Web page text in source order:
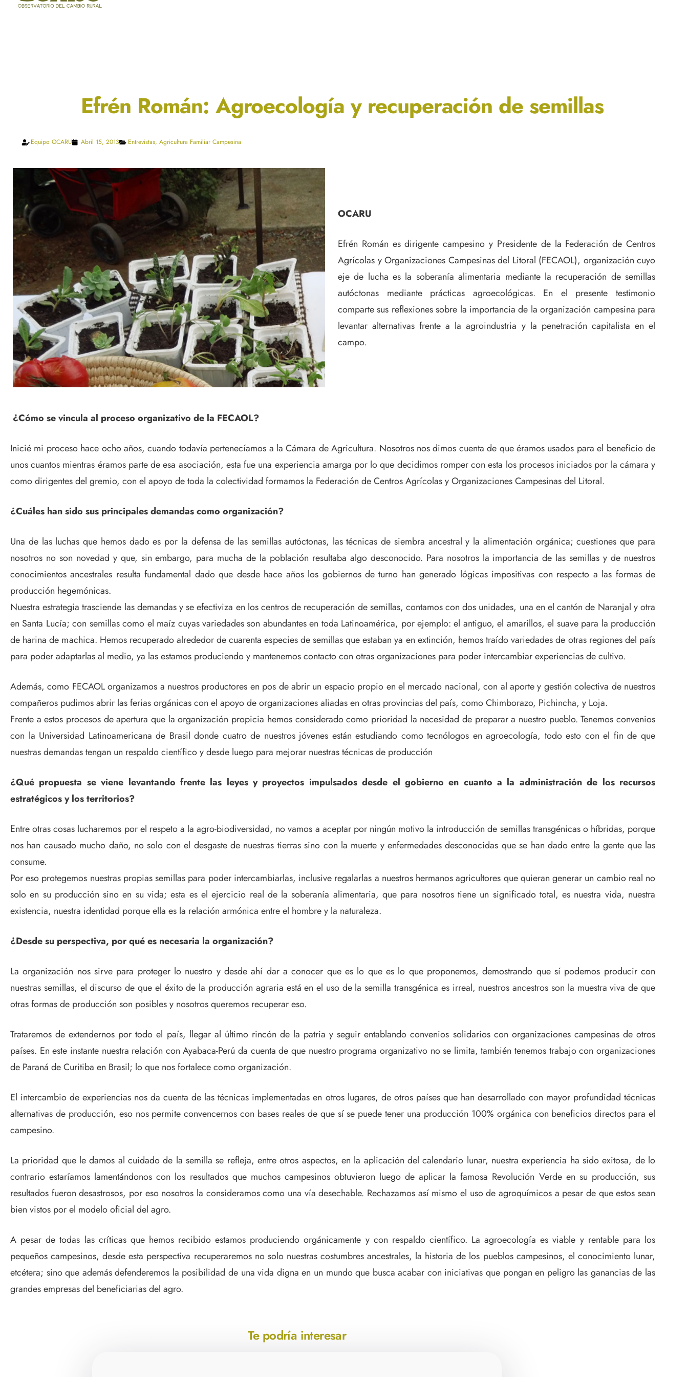
Efrén Román: Agroecología y recuperación de semillas
Equipo OCARU Abril 15, 2013 Entrevistas, Agricultura Familiar Campesina
OCARU
Efrén Román es dirigente campesino y Presidente de la Federación de Centros
Agrícolas y Organizaciones Campesinas del Litoral (FECAOL), organización cuyo
eje de lucha es la soberanía alimentaria mediante la recuperación de semillas
autóctonas mediante prácticas agroecológicas. En el presente testimonio
comparte sus reflexiones sobre la importancia de la organización campesina para
levantar alternativas frente a la agroindustria y la penetración capitalista en el
campo.
¿Cómo se vincula al proceso organizativo de la FECAOL?
Inicié mi proceso hace ocho años, cuando todavía pertenecíamos a la Cámara de Agricultura. Nosotros nos dimos cuenta de que éramos usados para el beneficio de
unos cuantos mientras éramos parte de esa asociación, esta fue una experiencia amarga por lo que decidimos romper con esta los procesos iniciados por la cámara y
como dirigentes del gremio, con el apoyo de toda la colectividad formamos la Federación de Centros Agrícolas y Organizaciones Campesinas del Litoral.
¿Cuáles han sido sus principales demandas como organización?
Una de las luchas que hemos dado es por la defensa de las semillas autóctonas, las técnicas de siembra ancestral y la alimentación orgánica; cuestiones que para
nosotros no son novedad y que, sin embargo, para mucha de la población resultaba algo desconocido. Para nosotros la importancia de las semillas y de nuestros
conocimientos ancestrales resulta fundamental dado que desde hace años los gobiernos de turno han generado lógicas impositivas con respecto a las formas de
producción hegemónicas.
Nuestra estrategia trasciende las demandas y se efectiviza en los centros de recuperación de semillas, contamos con dos unidades, una en el cantón de Naranjal y otra
en Santa Lucía; con semillas como el maíz cuyas variedades son abundantes en toda Latinoamérica, por ejemplo: el antiguo, el amarillos, el suave para la producción
de harina de machica. Hemos recuperado alrededor de cuarenta especies de semillas que estaban ya en extinción, hemos traído variedades de otras regiones del país
para poder adaptarlas al medio, ya las estamos produciendo y mantenemos contacto con otras organizaciones para poder intercambiar experiencias de cultivo.
Además, como FECAOL organizamos a nuestros productores en pos de abrir un espacio propio en el mercado nacional, con al aporte y gestión colectiva de nuestros
compañeros pudimos abrir las ferias orgánicas con el apoyo de organizaciones aliadas en otras provincias del país, como Chimborazo, Pichincha, y Loja.
Frente a estos procesos de apertura que la organización propicia hemos considerado como prioridad la necesidad de preparar a nuestro pueblo. Tenemos convenios
con la Universidad Latinoamericana de Brasil donde cuatro de nuestros jóvenes están estudiando como tecnólogos en agroecología, todo esto con el fin de que
nuestras demandas tengan un respaldo científico y desde luego para mejorar nuestras técnicas de producción
¿Qué propuesta se viene levantando frente las leyes y proyectos impulsados desde el gobierno en cuanto a la administración de los recursos
estratégicos y los territorios?
Entre otras cosas lucharemos por el respeto a la agro-biodiversidad, no vamos a aceptar por ningún motivo la introducción de semillas transgénicas o híbridas, porque
nos han causado mucho daño, no solo con el desgaste de nuestras tierras sino con la muerte y enfermedades desconocidas que se han dado entre la gente que las
consume.
Por eso protegemos nuestras propias semillas para poder intercambiarlas, inclusive regalarlas a nuestros hermanos agricultores que quieran generar un cambio real no
solo en su producción sino en su vida; esta es el ejercicio real de la soberanía alimentaria, que para nosotros tiene un significado total, es nuestra vida, nuestra
existencia, nuestra identidad porque ella es la relación armónica entre el hombre y la naturaleza.
¿Desde su perspectiva, por qué es necesaria la organización?
La organización nos sirve para proteger lo nuestro y desde ahí dar a conocer que es lo que es lo que proponemos, demostrando que sí podemos producir con
nuestras semillas, el discurso de que el éxito de la producción agraria está en el uso de la semilla transgénica es irreal, nuestros ancestros son la muestra viva de que
otras formas de producción son posibles y nosotros queremos recuperar eso.
Trataremos de extendernos por todo el país, llegar al último rincón de la patria y seguir entablando convenios solidarios con organizaciones campesinas de otros
países. En este instante nuestra relación con Ayabaca-Perú da cuenta de que nuestro programa organizativo no se limita, también tenemos trabajo con organizaciones
de Paraná de Curitiba en Brasil; lo que nos fortalece como organización.
El intercambio de experiencias nos da cuenta de las técnicas implementadas en otros lugares, de otros países que han desarrollado con mayor profundidad técnicas
alternativas de producción, eso nos permite convencernos con bases reales de que sí se puede tener una producción 100% orgánica con beneficios directos para el
campesino.
La prioridad que le damos al cuidado de la semilla se refleja, entre otros aspectos, en la aplicación del calendario lunar, nuestra experiencia ha sido exitosa, de lo
contrario estaríamos lamentándonos con los resultados que muchos campesinos obtuvieron luego de aplicar la famosa Revolución Verde en su producción, sus
resultados fueron desastrosos, por eso nosotros la consideramos como una vía desechable. Rechazamos así mismo el uso de agroquímicos a pesar de que estos sean
bien vistos por el modelo oficial del agro.
A pesar de todas las críticas que hemos recibido estamos produciendo orgánicamente y con respaldo científico. La agroecología es viable y rentable para los
pequeños campesinos, desde esta perspectiva recuperaremos no solo nuestras costumbres ancestrales, la historia de los pueblos campesinos, el conocimiento lunar,
etcétera; sino que además defenderemos la posibilidad de una vida digna en un mundo que busca acabar con iniciativas que pongan en peligro las ganancias de las
grandes empresas del beneficiarias del agro.
Te podría interesar